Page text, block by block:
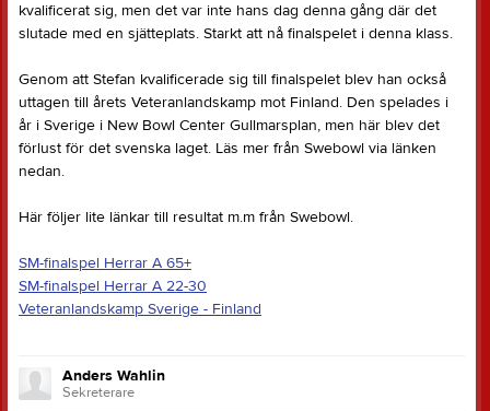
kvalificerat sig, men det var inte hans dag denna gång där det
slutade med en sjätteplats. Starkt att nå finalspelet i denna klass.
Genom att Stefan kvalificerade sig till finalspelet blev han också
uttagen till årets Veteranlandskamp mot Finland. Den spelades i
år i Sverige i New Bowl Center Gullmarsplan, men här blev det
förlust för det svenska laget. Läs mer från Swebowl via länken
nedan.
Här följer lite länkar till resultat m.m från Swebowl.
SM-finalspel Herrar A 65+
SM-finalspel Herrar A 22-30
Veteranlandskamp Sverige - Finland
Anders Wahlin
Sekreterare